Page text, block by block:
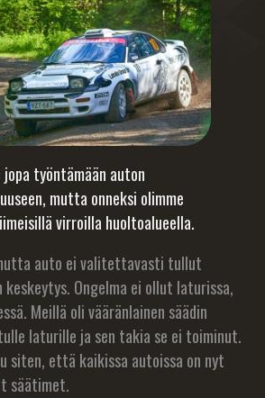
jopa työntämään auton
mutta onneksi olimme
virroilla huoltoalueella.
auto ei valitettavasti tullut
Ongelma ei ollut laturissa,
Meillä oli vääränlainen säädin
laturille ja sen takia se ei toiminut.
siten, että kaikissa autoissa on nyt
säätimet.